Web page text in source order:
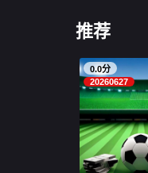
推荐
0.0分
20260627